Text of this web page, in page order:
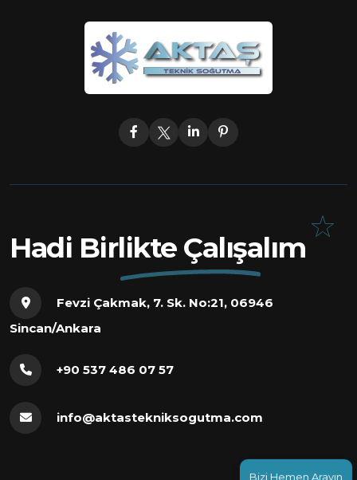
Bizi Hemen Arayın
Hadi Birlikte Çalışalım
Fevzi Çakmak, 7. Sk. No:21, 06946
Sincan/Ankara
+90 537 486 07 57
info@aktastekniksogutma.com